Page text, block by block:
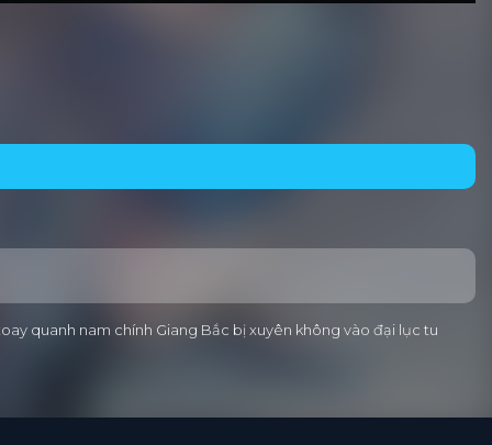
quanh nam chính Giang Bắc bị xuyên không vào đại lục tu